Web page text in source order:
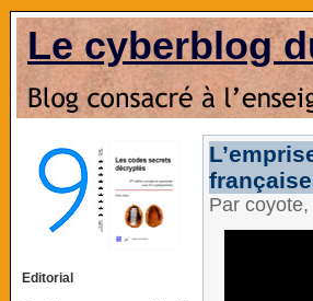
Le cyberblog
Editorial
Par